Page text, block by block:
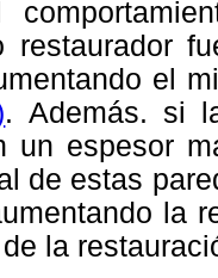
restaurador
el
. Además. si
un espesor
de estas
la
la